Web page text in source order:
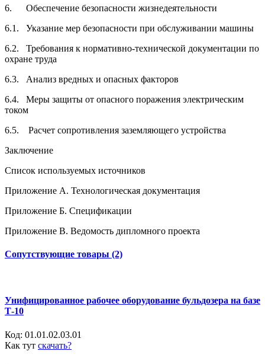
6. Обеспечение безопасности жизнедеятельности
6.1. Указание мер безопасности при обслуживании машины
6.2. Требования к нормативно-технической документации по
охране труда
6.3. Анализ вредных и опасных факторов
6.4. Меры защиты от опасного поражения электрическим
током
6.5. Расчет сопротивления заземляющего устройства
Заключение
Список используемых источников
Приложение А. Технологическая документация
Приложение Б. Спецификации
Приложение В. Ведомость дипломного проекта
Сопутствующие товары (2)
Унифицированное рабочее оборудование бульдозера на базе
Т-10
Код: 01.01.02.03.01
Как тут скачать?